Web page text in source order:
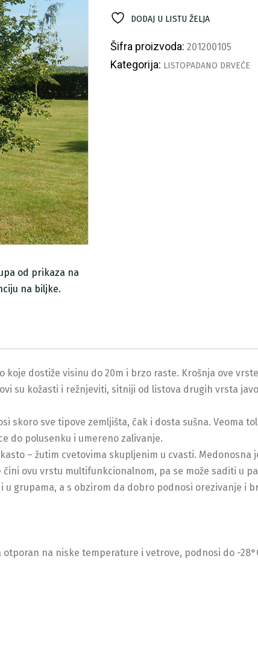
DODAJ U LISTU ŽELJA
Šifra proizvoda: 201200105
Kategorija: LISTOPADANO DRVEĆE
od prikaza na
na biljke.
dostiže visinu do 20m i brzo raste. Krošnja ove
su kožasti i režnjeviti, sitniji od listova drugih vrsta
skoro sve tipove zemljišta, čak i dosta sušna. Veoma
do polusenku i umereno zalivanje.
– žutim cvetovima skupljenim u cvasti. Medonosna
čini ovu vrstu multifunkcionalnom, pa se može saditi u
grupama, a s obzirom da dobro podnosi orezivanje i
otporan na niske temperature i vetrove, podnosi do -